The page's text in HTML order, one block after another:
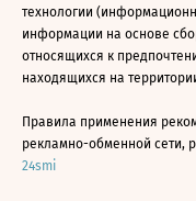
технологии
информации на основе
относящихся к
находящихся на
Правила применения
рекламно-обменной сети,
24smi